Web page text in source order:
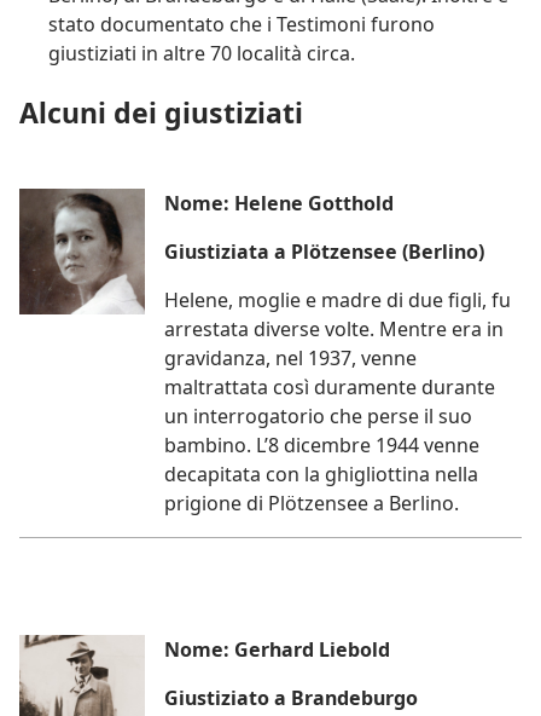
stato documentato che i Testimoni furono
giustiziati in altre 70 località circa.
Alcuni dei giustiziati
Nome: Helene Gotthold
Giustiziata a Plötzensee (Berlino)
Helene, moglie e madre di due figli, fu
arrestata diverse volte. Mentre era in
gravidanza, nel 1937, venne
maltrattata così duramente durante
un interrogatorio che perse il suo
bambino. L’8 dicembre 1944 venne
decapitata con la ghigliottina nella
prigione di Plötzensee a Berlino.
Nome: Gerhard Liebold
Giustiziato a Brandeburgo